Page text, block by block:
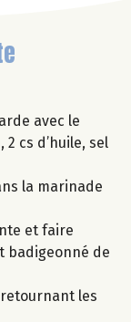
avec le
cs d’huile, sel
la marinade
et faire
badigeonné de
retournant les